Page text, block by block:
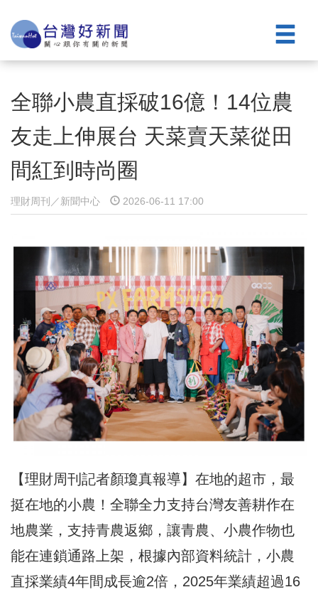
全聯小農直採破16億！14位農
友走上伸展台 天菜賣天菜從田
間紅到時尚圈
理財周刊／新聞中心 2026-06-11 17:00
【理財周刊記者顏瓊真報導】在地的超市，最
挺在地的小農！全聯全力支持台灣友善耕作在
地農業，支持青農返鄉，讓青農、小農作物也
能在連鎖通路上架，根據內部資料統計，小農
直採業績4年間成長逾2倍，2025年業績超過16